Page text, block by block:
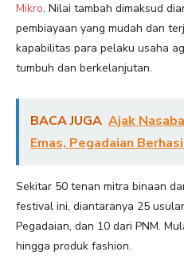
Mikro. Nilai tambah dimaksud
pembiayaan yang mudah dan
kapabilitas para pelaku usaha
tumbuh dan berkelanjutan.
BACA JUGA Ajak
Emas, Pegadaian
Sekitar 50 tenan mitra binaan
festival ini, diantaranya 25
Pegadaian, dan 10 dari PNM.
hingga produk fashion.